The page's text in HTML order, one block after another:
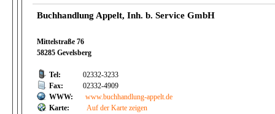
Buchhandlung Appelt, Inh. b. Service GmbH
Mittelstraße 76
58285 Gevelsberg
Tel:
02332-3233
Fax:
02332-4909
WWW:
www.buchhandlung-appelt.de
Karte:
Auf der Karte zeigen